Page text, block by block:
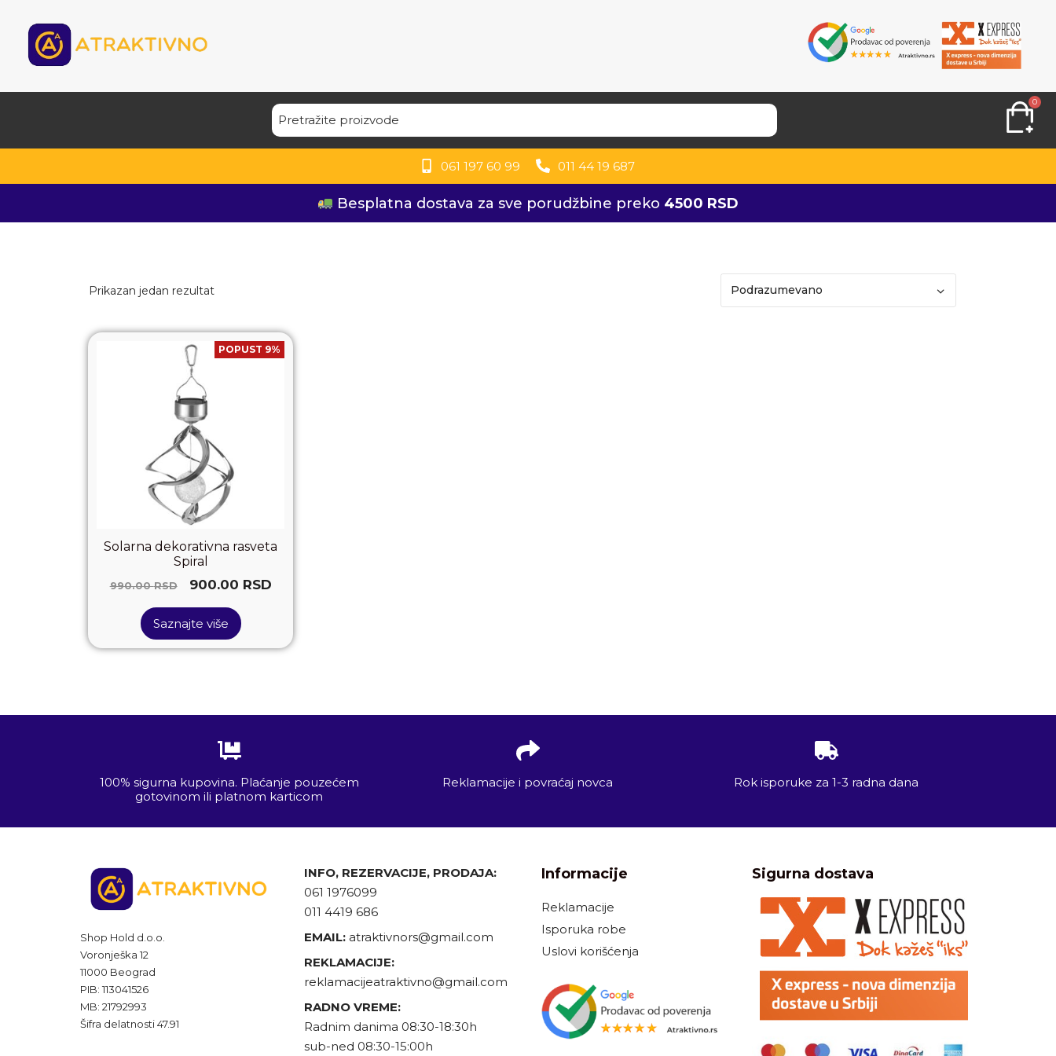
0
061 197 60 99 011 44 19 687
Besplatna dostava za sve porudžbine preko 4500 RSD
Prikazan jedan rezultat
POPUST 9%
Solarna dekorativna rasveta
Spiral
990.00RSD 900.00 RSD
Saznajte više
100% sigurna kupovina. Plaćanje pouzećem
gotovinom ili platnom karticom
Reklamacije i povraćaj novca Rok isporuke za 1-3 radna dana
Shop Hold d.o.o.
Voronješka 12
11000 Beograd
PIB: 113041526
MB: 21792993
Šifra delatnosti 47.91
INFO, REZERVACIJE, PRODAJA:
061 1976099
011 4419 686
EMAIL: atraktivnors@gmail.com
REKLAMACIJE:
reklamacijeatraktivno@gmail.com
RADNO VREME:
Radnim danima 08:30-18:30h
sub-ned 08:30-15:00h
Informacije
Reklamacije
Isporuka robe
Uslovi korišćenja
Sigurna dostava